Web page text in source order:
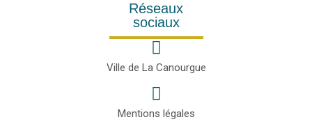
Réseaux
sociaux
Ville de La Canourgue
Mentions légales